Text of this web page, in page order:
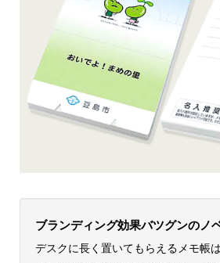
ブランディング効果バツグンのノ
デスクに長く置いてもらえるメモ帳